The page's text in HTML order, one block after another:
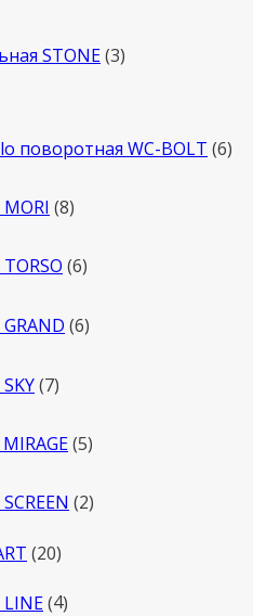
STONE 3товара
поворотная WC-BOLT 66
88
66
66
77
55
22
2020
LINE 44